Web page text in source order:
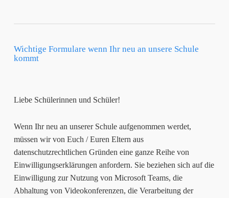
Wichtige Formulare wenn Ihr neu an unsere Schule
kommt
Liebe Schülerinnen und Schüler!
Wenn Ihr neu an unserer Schule aufgenommen werdet,
müssen wir von Euch / Euren Eltern aus
datenschutzrechtlichen Gründen eine ganze Reihe von
Einwilligungserklärungen anfordern. Sie beziehen sich auf die
Einwilligung zur Nutzung von Microsoft Teams, die
Abhaltung von Videokonferenzen, die Verarbeitung der